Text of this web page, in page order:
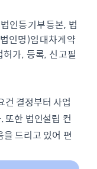
인등기부등본, 법
인명)임대차계약
가, 등록, 신고필
건 결정부터 사업
또한 법인설립 컨
드리고 있어 편